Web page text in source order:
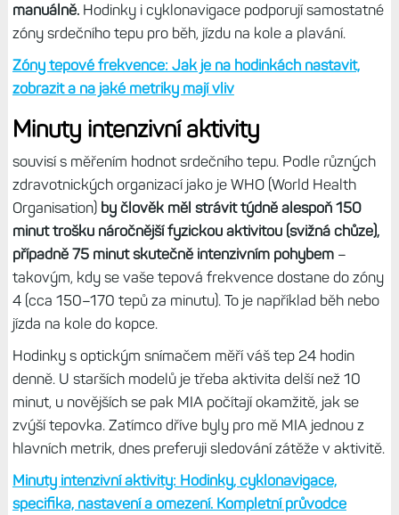
manuálně. Hodinky i cyklonavigace podporují samostatné
zóny srdečního tepu pro běh, jízdu na kole a plavání.
Zóny tepové frekvence: Jak je na hodinkách nastavit,
zobrazit a na jaké metriky mají vliv
Minuty intenzivní aktivity
souvisí s měřením hodnot srdečního tepu. Podle různých
zdravotnických organizací jako je WHO (World Health
Organisation) by člověk měl strávit týdně alespoň 150
minut trošku náročnější fyzickou aktivitou (svižná chůze),
případně 75 minut skutečně intenzivním pohybem–
takovým, kdy se vaše tepová frekvence dostane do zóny
4 (cca 150–170 tepů za minutu). To je například běh nebo
jízda na kole do kopce.
Hodinky s optickým snímačem měří váš tep 24 hodin
denně. U starších modelů je třeba aktivita delší než 10
minut, u novějších se pak MIA počítají okamžitě, jak se
zvýší tepovka. Zatímco dříve byly pro mě MIA jednou z
hlavních metrik, dnes preferuji sledování zátěže v aktivitě.
Minuty intenzivní aktivity: Hodinky, cyklonavigace,
specifika, nastavení a omezení. Kompletní průvodce